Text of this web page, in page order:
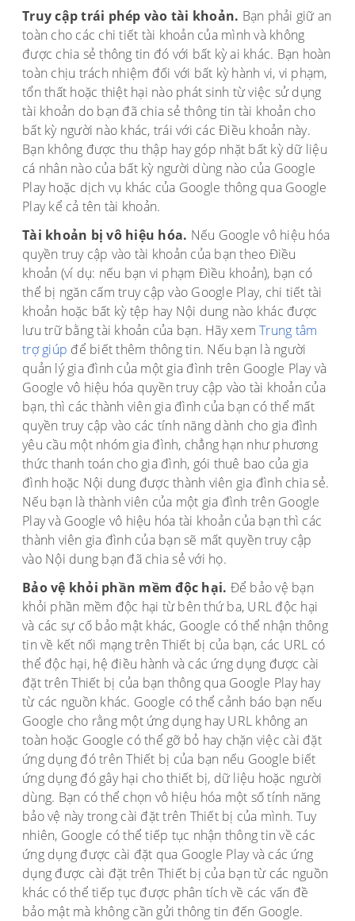
Truy cập trái phép vào tài khoản. Bạn phải giữ an
toàn cho các chi tiết tài khoản của mình và không
được chia sẻ thông tin đó với bất kỳ ai khác. Bạn hoàn
toàn chịu trách nhiệm đối với bất kỳ hành vi, vi phạm,
tổn thất hoặc thiệt hại nào phát sinh từ việc sử dụng
tài khoản do bạn đã chia sẻ thông tin tài khoản cho
bất kỳ người nào khác, trái với các Điều khoản này.
Bạn không được thu thập hay góp nhặt bất kỳ dữ liệu
cá nhân nào của bất kỳ người dùng nào của Google
Play hoặc dịch vụ khác của Google thông qua Google
Play kể cả tên tài khoản.
Tài khoản bị vô hiệu hóa. Nếu Google vô hiệu hóa
quyền truy cập vào tài khoản của bạn theo Điều
khoản (ví dụ: nếu bạn vi phạm Điều khoản), bạn có
thể bị ngăn cấm truy cập vào Google Play, chi tiết tài
khoản hoặc bất kỳ tệp hay Nội dung nào khác được
lưu trữ bằng tài khoản của bạn. Hãy xem Trung tâm
trợ giúp để biết thêm thông tin. Nếu bạn là người
quản lý gia đình của một gia đình trên Google Play và
Google vô hiệu hóa quyền truy cập vào tài khoản của
bạn, thì các thành viên gia đình của bạn có thể mất
quyền truy cập vào các tính năng dành cho gia đình
yêu cầu một nhóm gia đình, chẳng hạn như phương
thức thanh toán cho gia đình, gói thuê bao của gia
đình hoặc Nội dung được thành viên gia đình chia sẻ.
Nếu bạn là thành viên của một gia đình trên Google
Play và Google vô hiệu hóa tài khoản của bạn thì các
thành viên gia đình của bạn sẽ mất quyền truy cập
vào Nội dung bạn đã chia sẻ với họ.
Bảo vệ khỏi phần mềm độc hại. Để bảo vệ bạn
khỏi phần mềm độc hại từ bên thứ ba, URL độc hại
và các sự cố bảo mật khác, Google có thể nhận thông
tin về kết nối mạng trên Thiết bị của bạn, các URL có
thể độc hại, hệ điều hành và các ứng dụng được cài
đặt trên Thiết bị của bạn thông qua Google Play hay
từ các nguồn khác. Google có thể cảnh báo bạn nếu
Google cho rằng một ứng dụng hay URL không an
toàn hoặc Google có thể gỡ bỏ hay chặn việc cài đặt
ứng dụng đó trên Thiết bị của bạn nếu Google biết
ứng dụng đó gây hại cho thiết bị, dữ liệu hoặc người
dùng. Bạn có thể chọn vô hiệu hóa một số tính năng
bảo vệ này trong cài đặt trên Thiết bị của mình. Tuy
nhiên, Google có thể tiếp tục nhận thông tin về các
ứng dụng được cài đặt qua Google Play và các ứng
dụng được cài đặt trên Thiết bị của bạn từ các nguồn
khác có thể tiếp tục được phân tích về các vấn đề
bảo mật mà không cần gửi thông tin đến Google.